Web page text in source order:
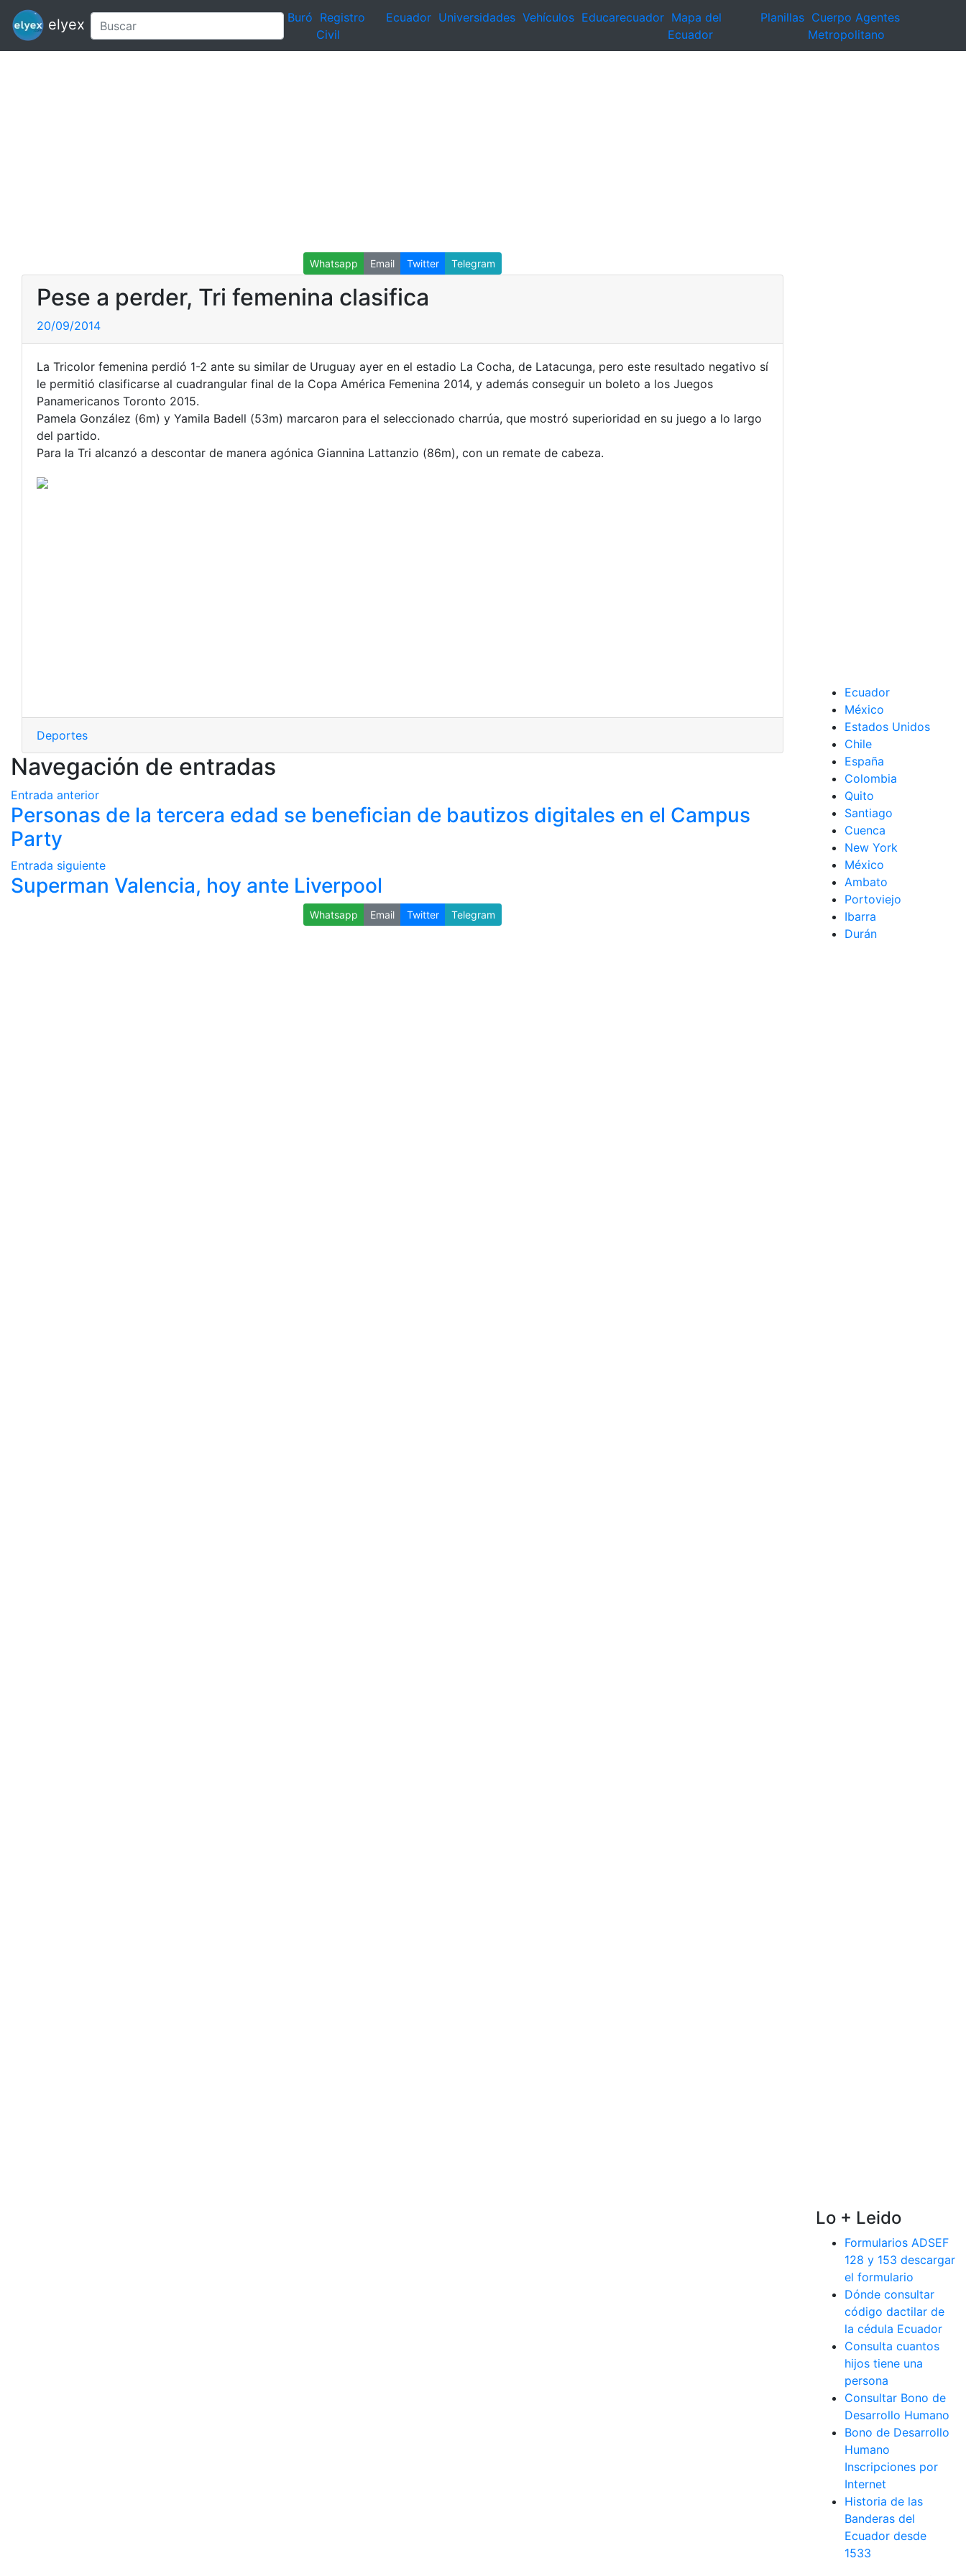
elyex Buró Registro
Civil
Ecuador Universidades Vehículos Educarecuador Mapa del
Ecuador
Planillas Cuerpo Agentes
Metropolitano
Whatsapp Email Twitter Telegram
Pese a perder, Tri femenina clasifica
20/09/2014
La Tricolor femenina perdió 1-2 ante su similar de Uruguay ayer en el estadio La Cocha, de Latacunga, pero este resultado negativo sí
le permitió clasificarse al cuadrangular final de la Copa América Femenina 2014, y además conseguir un boleto a los Juegos
Panamericanos Toronto 2015.
Pamela González (6m) y Yamila Badell (53m) marcaron para el seleccionado charrúa, que mostró superioridad en su juego a lo largo
del partido.
Para la Tri alcanzó a descontar de manera agónica Giannina Lattanzio (86m), con un remate de cabeza.
Deportes
Navegación de entradas
Entrada anterior
Personas de la tercera edad se benefician de bautizos digitales en el Campus
Party
Entrada siguiente
Superman Valencia, hoy ante Liverpool
Whatsapp Email Twitter Telegram
Ecuador
México
Estados Unidos
Chile
España
Colombia
Quito
Santiago
Cuenca
New York
México
Ambato
Portoviejo
Ibarra
Durán
Lo + Leido
Formularios ADSEF
128 y 153 descargar
el formulario
Dónde consultar
código dactilar de
la cédula Ecuador
Consulta cuantos
hijos tiene una
persona
Consultar Bono de
Desarrollo Humano
Bono de Desarrollo
Humano
Inscripciones por
Internet
Historia de las
Banderas del
Ecuador desde
1533